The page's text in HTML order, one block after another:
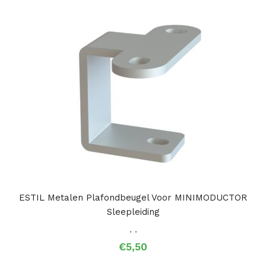
ESTIL Metalen Plafondbeugel Voor MINIMODUCTOR
Sleepleiding
, ,
€5,50